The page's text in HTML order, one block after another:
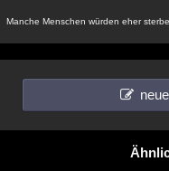
Manche Menschen würden eher